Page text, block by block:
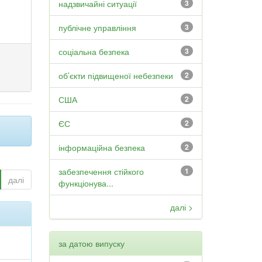
далі
3
надзвичайні ситуації
3
публічне управління
3
соціальна безпека
2
об’єкти підвищеної небезпеки
2
США
2
ЄС
2
інформаційна безпека
1
забезпечення стійкого
функціонува...
далі >
за датою випуску